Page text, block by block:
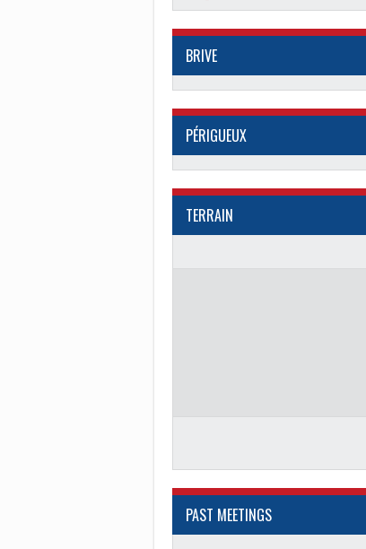
BRIVE
PÉRIGUEUX
TERRAIN
PAST MEETINGS